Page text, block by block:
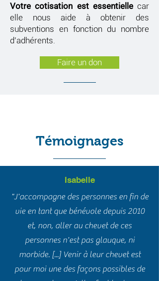
Votre cotisation est essentiellecar
elle nous aide à obtenir des
subventions en fonction du nombre
d’adhérents.
Faire un don
Témoignages
Isabelle
"J'accompagne des personnes en fin de
vie en tant que bénévole depuis 2010
et, non, aller au chevet de ces
personnes n'est pas glauque, ni
morbide. [...] Venir à leur chevet est
pour moi une des façons possibles de